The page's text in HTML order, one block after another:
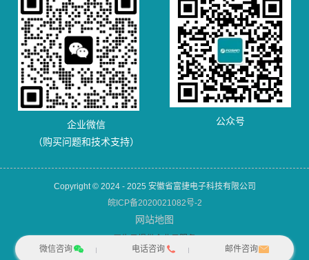
企业微信
（购买问题和技术支持）
公众号
Copyright © 2024 - 2025 安徽省富捷电子科技有限公司
皖ICP备2020021082号-2
网站地图
犀牛云提供企业云服务
微信咨询
电话咨询 邮件咨询